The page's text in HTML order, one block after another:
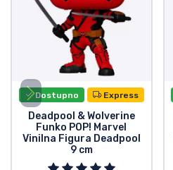
Dostupno Express
Deadpool & Wolverine
Funko POP! Marvel
Vinilna Figura Deadpool
9 cm